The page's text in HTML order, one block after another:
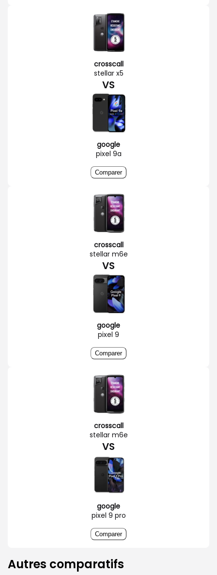
crosscall
stellar x5
VS
google
pixel 9a
Comparer
crosscall
stellar m6e
VS
google
pixel 9
Comparer
crosscall
stellar m6e
VS
google
pixel 9 pro
Comparer
Autres comparatifs